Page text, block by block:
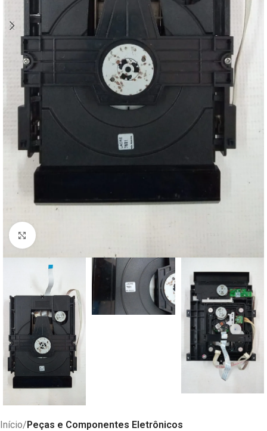
Abrir imagem
Início Peças e Componentes Eletrônicos